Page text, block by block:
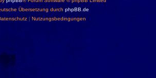
Übersetzung durch phpBB.de
| Nutzungsbedingungen